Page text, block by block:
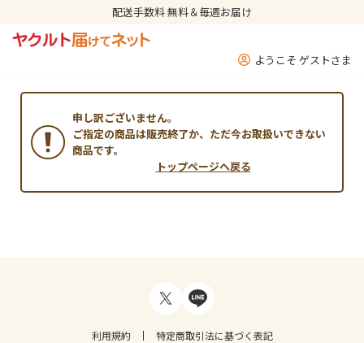
配送手数料 無料＆毎週お届け
ようこそ ゲストさま
申し訳ございません。
ご指定の商品は販売終了か、ただ今お取扱いできない
商品です。
トップページへ戻る
利用規約
特定商取引法に基づく表記